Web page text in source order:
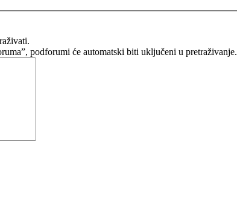
podforumi će automatski biti uključeni u pretraživanje.